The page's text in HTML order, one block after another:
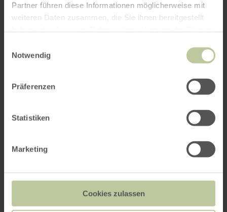
Partner führen diese Informationen möglicherweise mit
weiteren Daten zusammen, die Sie ihnen bereitgestellt
Notwendig
Präferenzen
Statistiken
Marketing
Cookies zulassen
Impressionen